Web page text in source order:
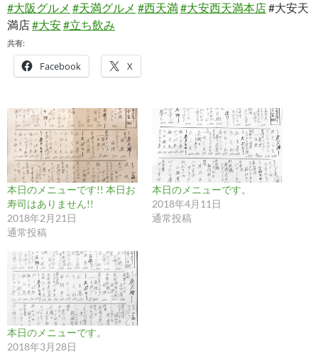
#大阪グルメ #天満グルメ #西天満#大安西天満本店#大安天
満店#大安#立ち飲み
共有:
Facebook X
本日のメニューです!! 本日お
寿司はありません!!
2018年2月21日
通常投稿
本日のメニューです。
2018年4月11日
通常投稿
本日のメニューです。
2018年3月28日